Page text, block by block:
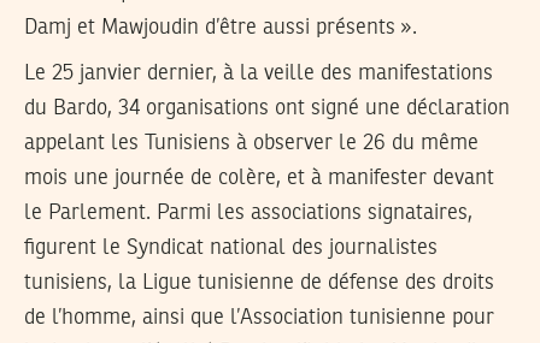
Damj et Mawjoudin d’être aussi présents ».
Le 25 janvier dernier, à la veille des manifestations
du Bardo, 34 organisations ont signé une déclaration
appelant les Tunisiens à observer le 26 du même
mois une journée de colère, et à manifester devant
le Parlement. Parmi les associations signataires,
figurent le Syndicat national des journalistes
tunisiens, la Ligue tunisienne de défense des droits
de l’homme, ainsi que l’Association tunisienne pour